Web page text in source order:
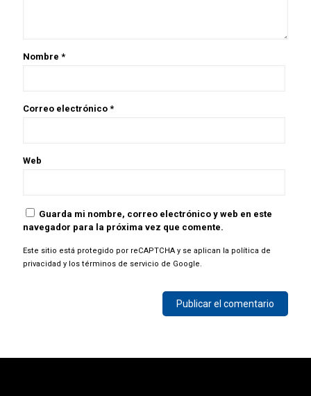
Nombre *
Correo electrónico *
Web
Guarda mi nombre, correo electrónico y web en este
navegador para la próxima vez que comente.
Este sitio está protegido por reCAPTCHA y se aplican la política de
privacidad y los términos de servicio de Google.